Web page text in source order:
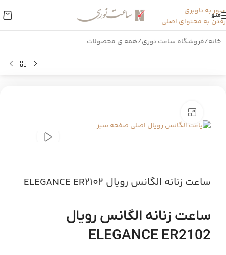
عبور به ناوبری
رفتن به محتوای اصلی
منو
خانه/فروشگاه ساعت نوری/همه ی محصولات
ساعت زنانه الگانس رویال ELEGANCE ER2102
ساعت زنانه الگانس رویال
ELEGANCE ER2102